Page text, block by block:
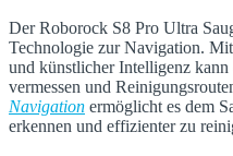
Der Roborock S8 Pro Ultra
Technologie zur Navigation.
und künstlicher Intelligenz
vermessen und
Navigation ermöglicht es dem
erkennen und effizienter zu